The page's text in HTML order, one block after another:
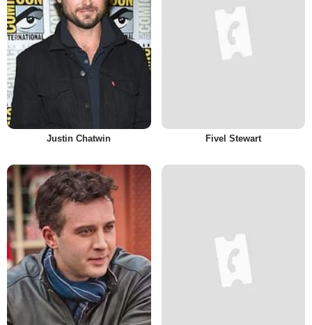
Justin Chatwin Fivel Stewart